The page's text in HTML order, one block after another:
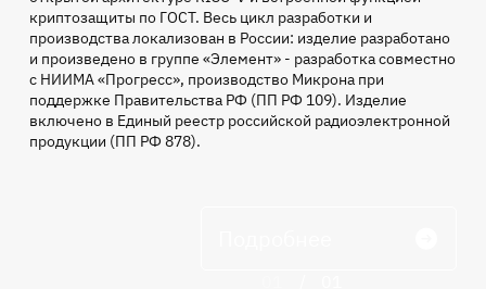
криптозащиты по ГОСТ. Весь цикл разработки и
производства локализован в России: изделие разработано
и произведено в группе «Элемент» - разработка совместно
с НИИМА «Прогресс», производство Микрона при
поддержке Правительства РФ (ПП РФ 109). Изделие
включено в Единый реестр российской радиоэлектронной
продукции (ПП РФ 878).